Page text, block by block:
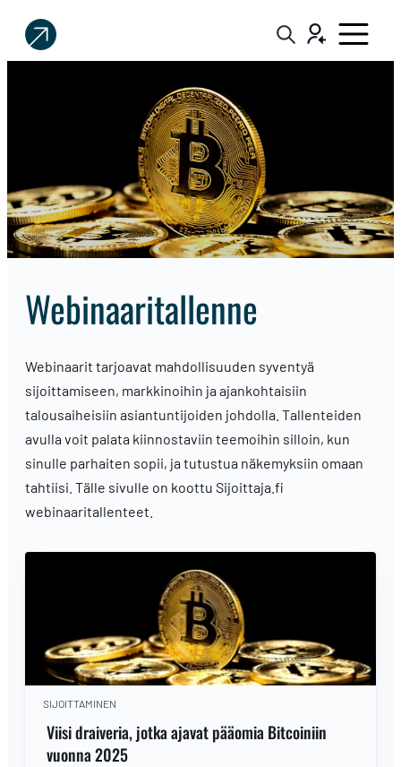
Sijoittaja.fi
Tee
webinaaritallenne
Webinaarit tarjoavat mahdollisuuden syventyä
sijoittamiseen, markkinoihin ja ajankohtaisiin
talousaiheisiin asiantuntijoiden johdolla. Tallenteiden
avulla voit palata kiinnostaviin teemoihin silloin, kun
sinulle parhaiten sopii, ja tutustua näkemyksiin omaan
tahtiisi. Tälle sivulle on koottu Sijoittaja.fi
webinaaritallenteet.
SIJOITTAMINEN
Viisi draiveria, jotka ajavat pääomia Bitcoiniin
vuonna 2025